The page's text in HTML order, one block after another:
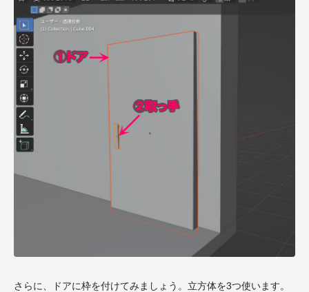
さらに、ドアに枠を付けてみましょう。立方体を3つ使います。